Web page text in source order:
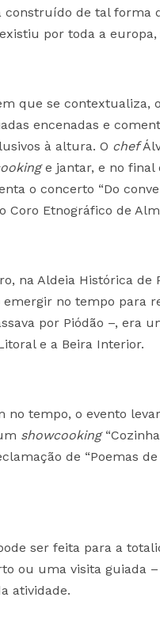
de tal forma
por toda a
que se contextualiza,
encenadas e
à altura. O chef
e jantar, e no final
o concerto “Do
Coro Etnográfico de
na Aldeia Histórica de
emergir no tempo
por Piódão –, era
e a Beira Interior.
no tempo, o evento
showcooking
de “Poemas
ser feita para a
ou uma visita guiada
atividade.